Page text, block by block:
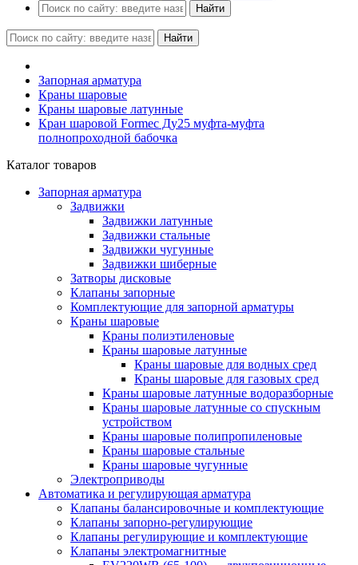
Найти
Найти
Запорная арматура
Краны шаровые
Краны шаровые латунные
Кран шаровой Formec Ду25 муфта-муфта
полнопроходной бабочка
Каталог товаров
Запорная арматура
Задвижки
Задвижки латунные
Задвижки стальные
Задвижки чугунные
Задвижки шиберные
Затворы дисковые
Клапаны запорные
Комплектующие для запорной арматуры
Краны шаровые
Краны полиэтиленовые
Краны шаровые латунные
Краны шаровые для водных сред
Краны шаровые для газовых сред
Краны шаровые латунные водоразборные
Краны шаровые латунные со спускным
устройством
Краны шаровые полипропиленовые
Краны шаровые стальные
Краны шаровые чугунные
Электроприводы
Автоматика и регулирующая арматура
Клапаны балансировочные и комплектующие
Клапаны запорно-регулирующие
Клапаны регулирующие и комплектующие
Клапаны электромагнитные